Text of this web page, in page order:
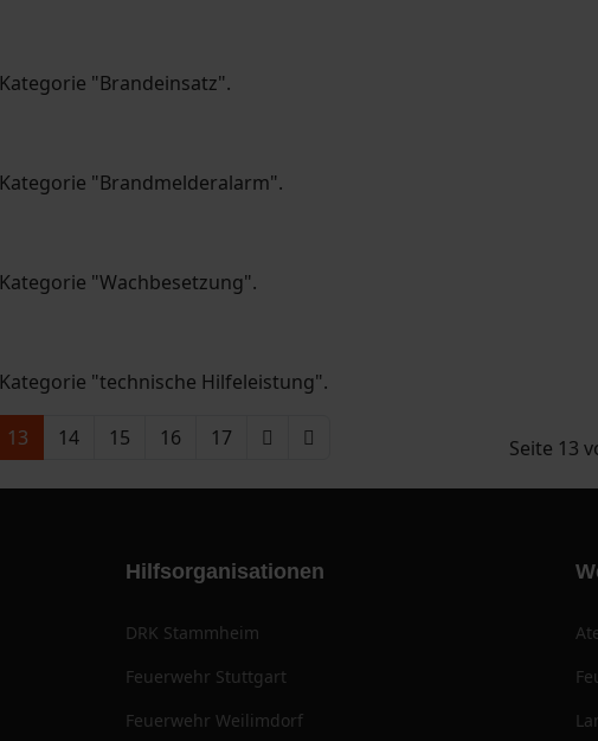
"Brandeinsatz".
"Brandmelderalarm".
"Wachbesetzung".
"technische Hilfeleistung".
Seite 13
13 14 15 16 17
Hilfsorganisationen
DRK Stammheim
Feuerwehr Stuttgart
Feuerwehr Weilimdorf